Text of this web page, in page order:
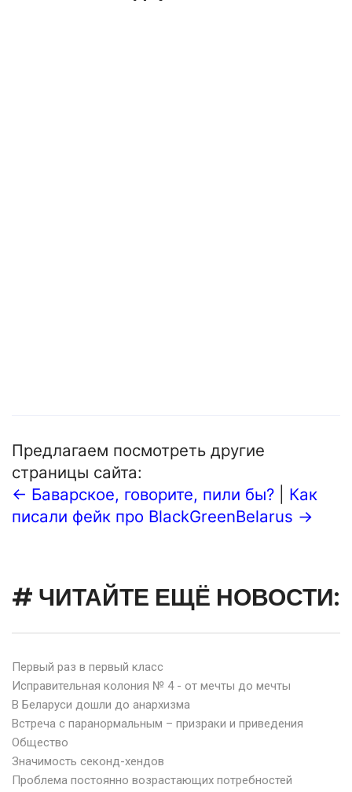
Предлагаем посмотреть другие
страницы сайта:
← Баварское, говорите, пили бы?
Как
писали фейк про BlackGreenBelarus →
# ЧИТАЙТЕ ЕЩЁ НОВОСТИ:
Первый раз в первый класс
Исправительная колония № 4 - от мечты до мечты
В Беларуси дошли до анархизма
Встреча с паранормальным – призраки и приведения
Общество
Значимость секонд-хендов
Проблема постоянно возрастающих потребностей